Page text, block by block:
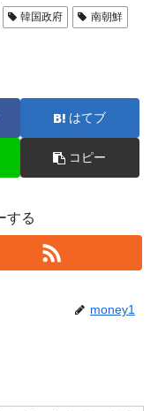
韓国政府
南朝鮮
はてブ
コピー
する
money1